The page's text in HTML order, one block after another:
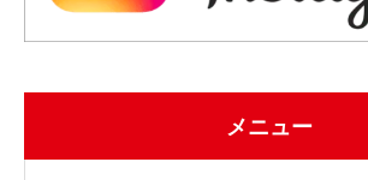
メニュー